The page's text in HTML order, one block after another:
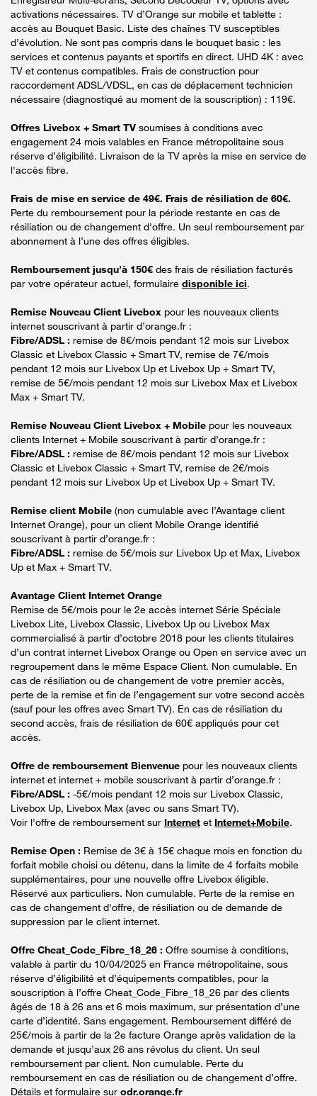
activations nécessaires. TV d’Orange sur mobile et tablette :
accès au Bouquet Basic. Liste des chaînes TV susceptibles
d’évolution. Ne sont pas compris dans le bouquet basic : les
services et contenus payants et sportifs en direct. UHD 4K : avec
TV et contenus compatibles. Frais de construction pour
raccordement ADSL/VDSL, en cas de déplacement technicien
nécessaire (diagnostiqué au moment de la souscription) : 119€.
Offres Livebox + Smart TV soumises à conditions avec
engagement 24 mois valables en France métropolitaine sous
réserve d’éligibilité. Livraison de la TV après la mise en service de
l'accès fibre.
Frais de mise en service de 49€. Frais de résiliation de 60€.
Perte du remboursement pour la période restante en cas de
résiliation ou de changement d'offre. Un seul remboursement par
abonnement à l’une des offres éligibles.
Remboursement jusqu’à 150€ des frais de résiliation facturés
par votre opérateur actuel, formulaire disponible ici.
Remise Nouveau Client Livebox pour les nouveaux clients
internet souscrivant à partir d’orange.fr :
Fibre/ADSL : remise de 8€/mois pendant 12 mois sur Livebox
Classic et Livebox Classic + Smart TV, remise de 7€/mois
pendant 12 mois sur Livebox Up et Livebox Up + Smart TV,
remise de 5€/mois pendant 12 mois sur Livebox Max et Livebox
Max + Smart TV.
Remise Nouveau Client Livebox + Mobile pour les nouveaux
clients Internet + Mobile souscrivant à partir d’orange.fr :
Fibre/ADSL : remise de 8€/mois pendant 12 mois sur Livebox
Classic et Livebox Classic + Smart TV, remise de 2€/mois
pendant 12 mois sur Livebox Up et Livebox Up + Smart TV.
Remise client Mobile (non cumulable avec l’Avantage client
Internet Orange), pour un client Mobile Orange identifié
souscrivant à partir d’orange.fr :
Fibre/ADSL : remise de 5€/mois sur Livebox Up et Max, Livebox
Up et Max + Smart TV.
Avantage Client Internet Orange
Remise de 5€/mois pour le 2e accès internet Série Spéciale
Livebox Lite, Livebox Classic, Livebox Up ou Livebox Max
commercialisé à partir d’octobre 2018 pour les clients titulaires
d’un contrat internet Livebox Orange ou Open en service avec un
regroupement dans le même Espace Client. Non cumulable. En
cas de résiliation ou de changement de votre premier accès,
perte de la remise et fin de l’engagement sur votre second accès
(sauf pour les offres avec Smart TV). En cas de résiliation du
second accès, frais de résiliation de 60€ appliqués pour cet
accès.
Offre de remboursement Bienvenue pour les nouveaux clients
internet et internet + mobile souscrivant à partir d’orange.fr :
Fibre/ADSL : -5€/mois pendant 12 mois sur Livebox Classic,
Livebox Up, Livebox Max (avec ou sans Smart TV).
Voir l'offre de remboursement sur Internet et Internet+Mobile.
Remise Open : Remise de 3€ à 15€ chaque mois en fonction du
forfait mobile choisi ou détenu, dans la limite de 4 forfaits mobile
supplémentaires, pour une nouvelle offre Livebox éligible.
Réservé aux particuliers. Non cumulable. Perte de la remise en
cas de changement d'offre, de résiliation ou de demande de
suppression par le client internet.
Offre Cheat_Code_Fibre_18_26 : Offre soumise à conditions,
valable à partir du 10/04/2025 en France métropolitaine, sous
réserve d’éligibilité et d’équipements compatibles, pour la
souscription à l’offre Cheat_Code_Fibre_18_26 par des clients
âgés de 18 à 26 ans et 6 mois maximum, sur présentation d’une
carte d’identité. Sans engagement. Remboursement différé de
25€/mois à partir de la 2e facture Orange après validation de la
demande et jusqu’aux 26 ans révolus du client. Un seul
remboursement par client. Non cumulable. Perte du
remboursement en cas de résiliation ou de changement d’offre.
Détails et formulaire sur odr.orange.fr